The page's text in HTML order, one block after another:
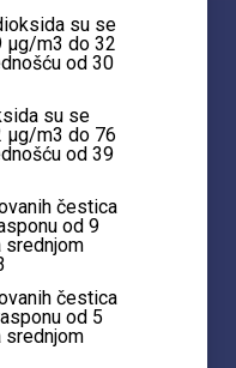
su se
µg/m3 do 32
od 30
su se
µg/m3 do 76
od 39
čestica
od 9
čestica
od 5